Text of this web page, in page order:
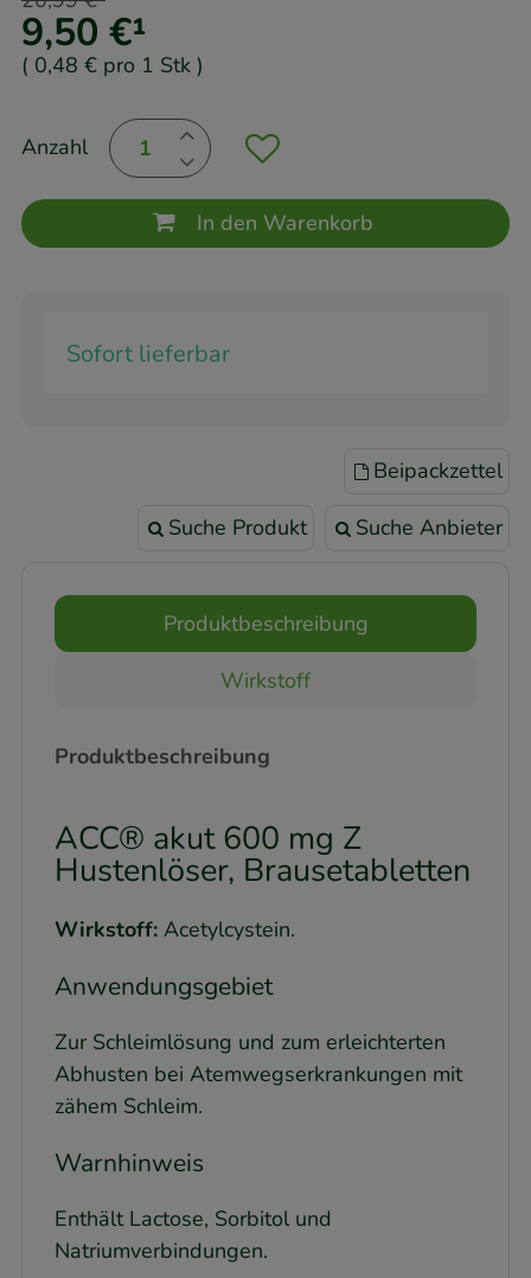
9,50 €¹
( 0,48 € pro 1 Stk )
Anzahl
In den Warenkorb
Sofort lieferbar
Beipackzettel
Suche Produkt Suche Anbieter
Produktbeschreibung
Wirkstoff
Produktbeschreibung
ACC® akut 600 mg Z
Hustenlöser, Brausetabletten
Wirkstoff: Acetylcystein.
Anwendungsgebiet
Zur Schleimlösung und zum erleichterten
Abhusten bei Atemwegserkrankungen mit
zähem Schleim.
Warnhinweis
Enthält Lactose, Sorbitol und
Natriumverbindungen.